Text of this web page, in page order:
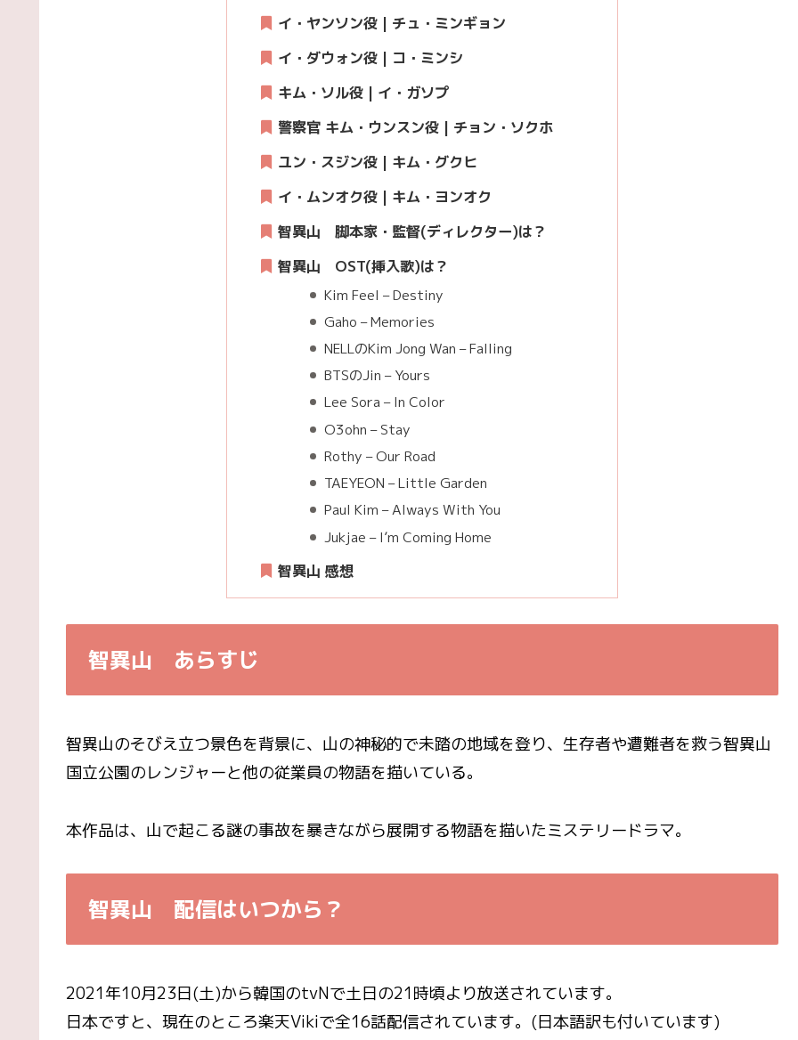
イ・ヤンソン役 | チュ・ミンギョン
イ・ダウォン役 | コ・ミンシ
キム・ソル役 | イ・ガソプ
警察官 キム・ウンスン役 | チョン・ソクホ
ユン・スジン役 | キム・グクヒ
イ・ムンオク役 | キム・ヨンオク
智異山 脚本家・監督(ディレクター)は？
智異山 OST(挿入歌)は？
Kim Feel – Destiny
Gaho – Memories
NELLのKim Jong Wan – Falling
BTSのJin – Yours
Lee Sora – In Color
O3ohn – Stay
Rothy – Our Road
TAEYEON – Little Garden
Paul Kim – Always With You
Jukjae – I’m Coming Home
智異山 感想
智異山 あらすじ
智異山のそびえ立つ景色を背景に、山の神秘的で未踏の地域を登り、生存者や遭難者を救う智異山
国立公園のレンジャーと他の従業員の物語を描いている。
本作品は、山で起こる謎の事故を暴きながら展開する物語を描いたミステリードラマ。
智異山 配信はいつから？
2021年10月23日(土)から韓国のtvNで土日の21時頃より放送されています。
日本ですと、現在のところ楽天Vikiで全16話配信されています。(日本語訳も付いています)